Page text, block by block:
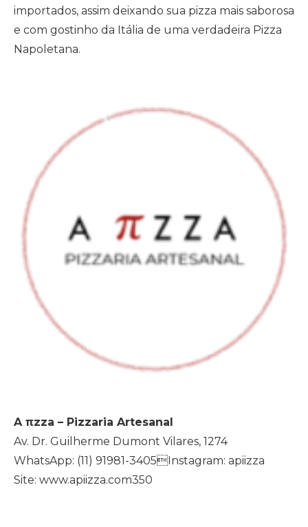
importados, assim deixando sua pizza mais saborosa
e com gostinho da Itália de uma verdadeira Pizza
Napoletana.
A πzza – Pizzaria Artesanal
Av. Dr. Guilherme Dumont Vilares, 1274
WhatsApp: (11) 91981-3405Instagram: apiizza
Site: www.apiizza.com350